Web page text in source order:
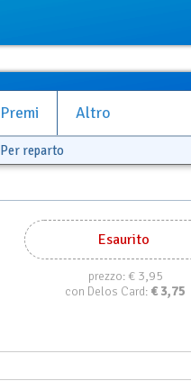
Premi Altro
Per reparto
Esaurito
prezzo:€ 3,95
con Delos Card: € 3,75